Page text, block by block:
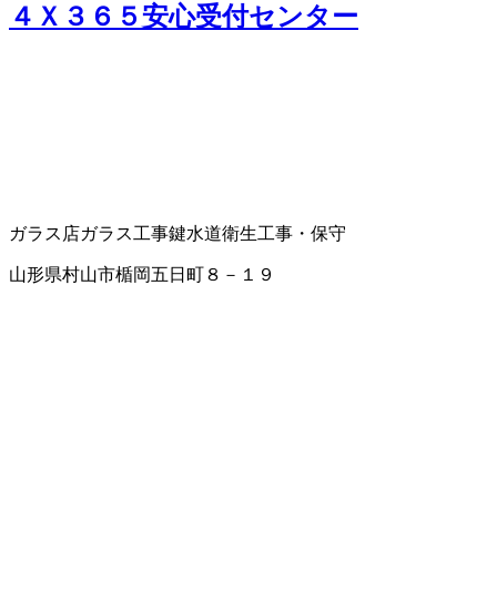
４Ｘ３６５安心受付センター
ガラス店ガラス工事鍵水道衛生工事・保守
山形県村山市楯岡五日町８－１９